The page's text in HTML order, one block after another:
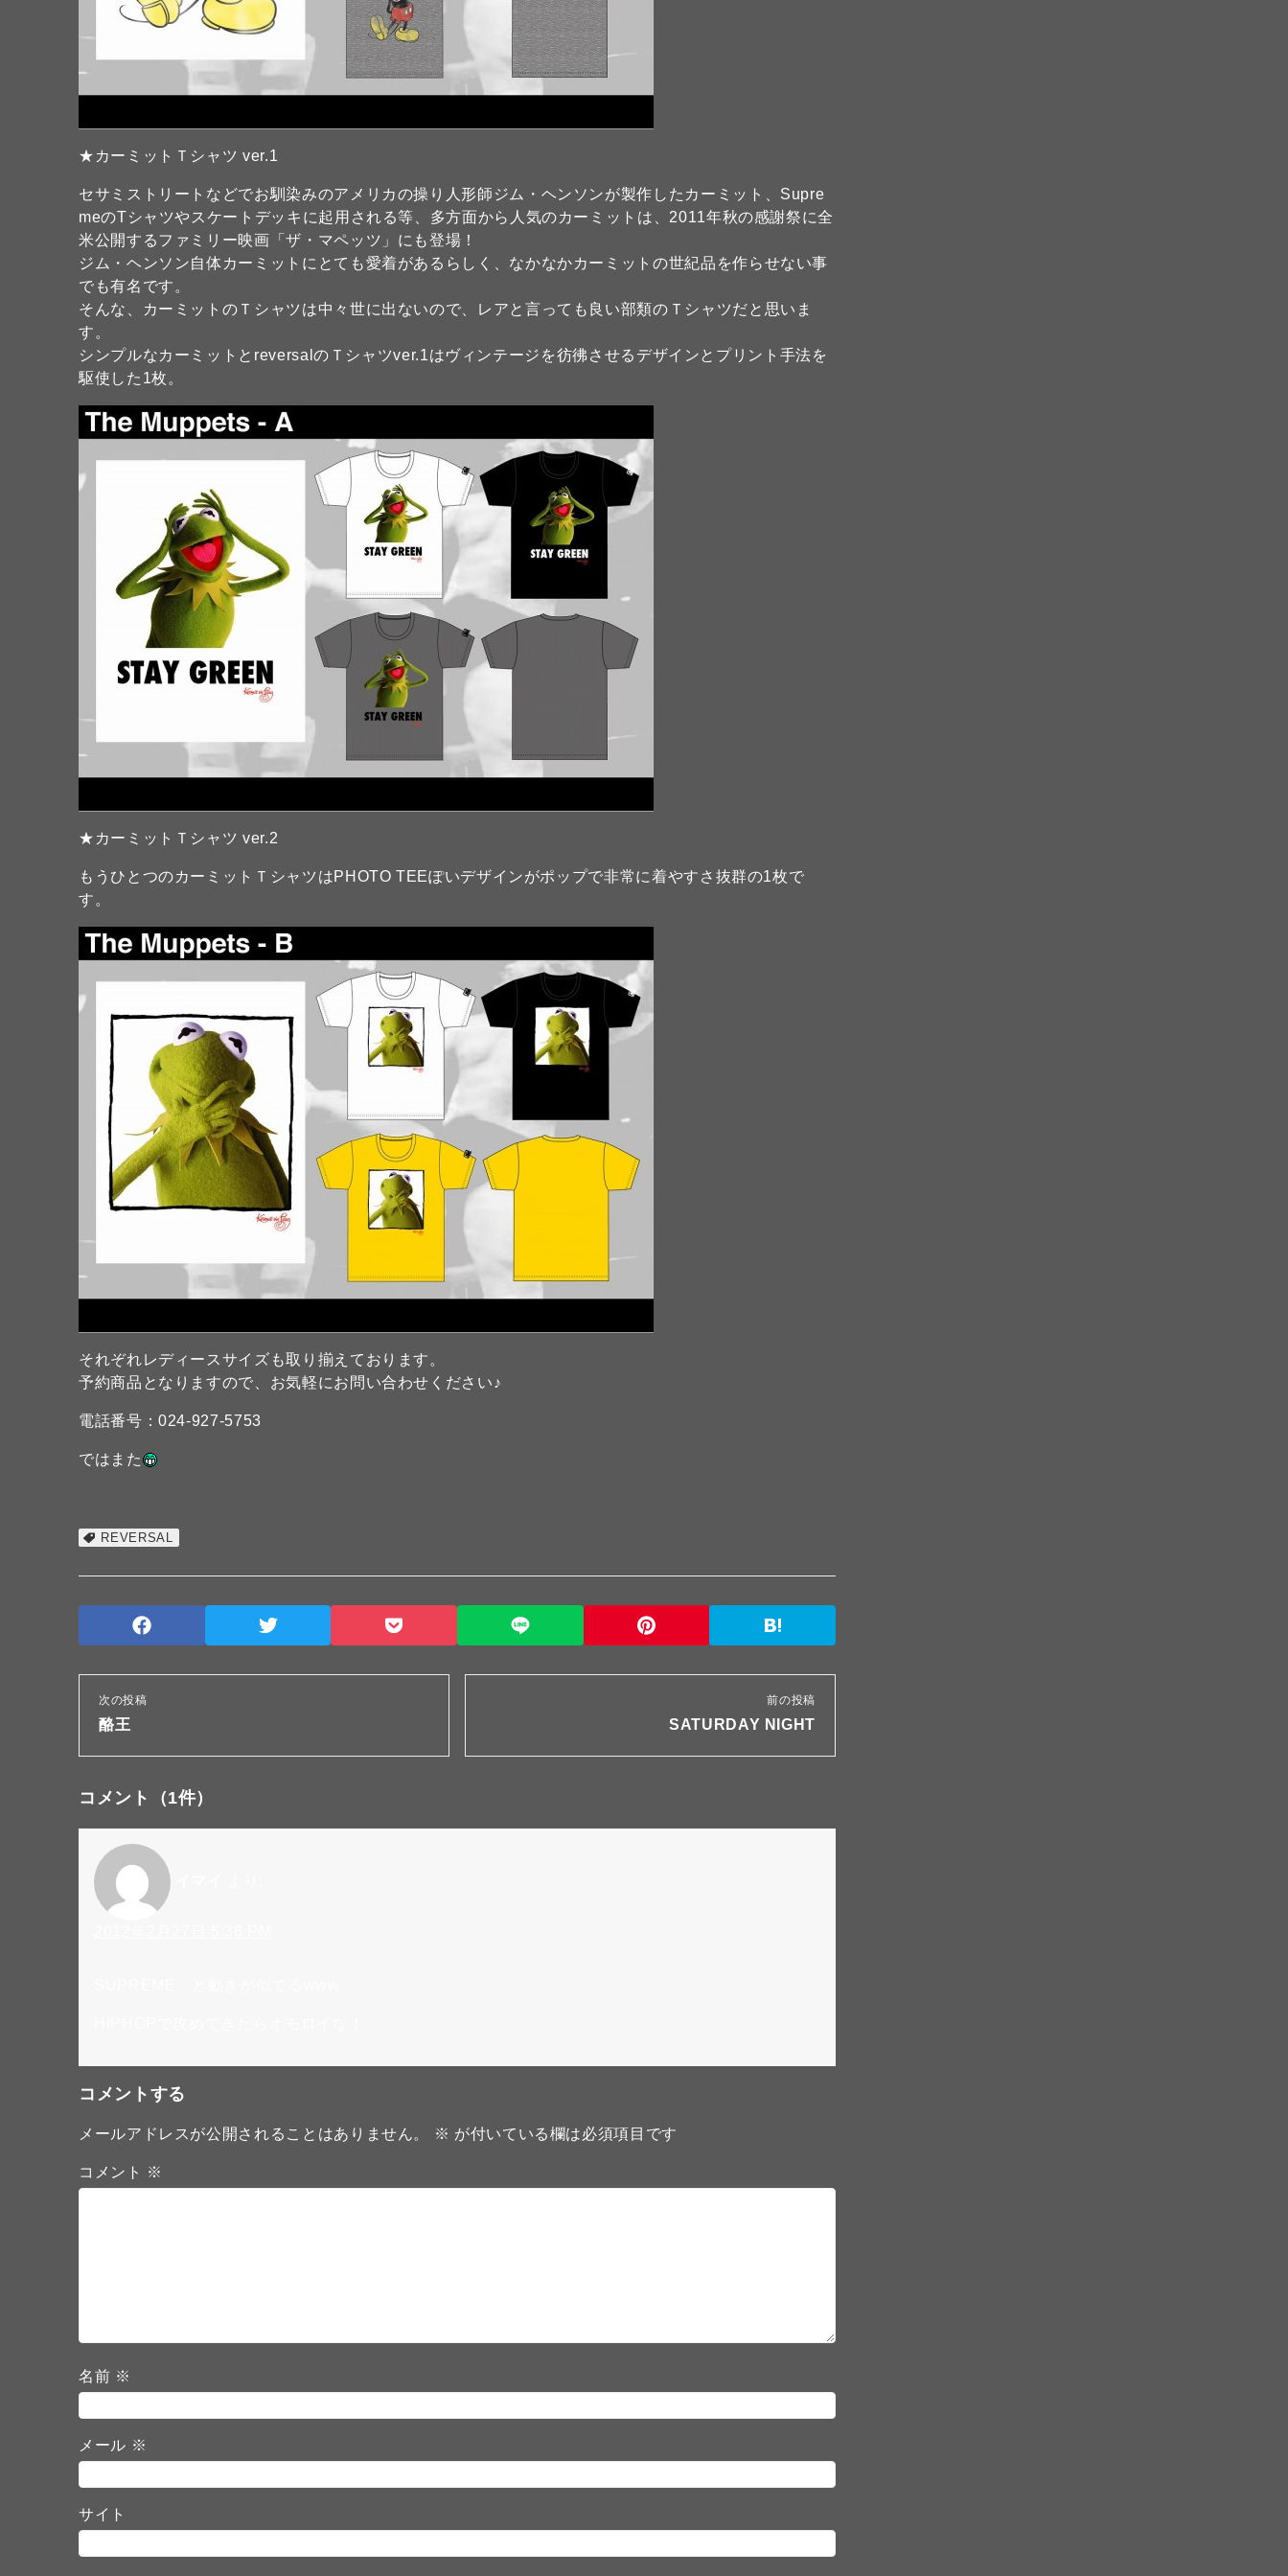
★カーミットＴシャツ ver.1
セサミストリートなどでお馴染みのアメリカの操り人形師ジム・ヘンソンが製作したカーミット、Supre
meのTシャツやスケートデッキに起用される等、多方面から人気のカーミットは、2011年秋の感謝祭に全
米公開するファミリー映画「ザ・マペッツ」にも登場！
ジム・ヘンソン自体カーミットにとても愛着があるらしく、なかなかカーミットの世紀品を作らせない事
でも有名です。
そんな、カーミットのＴシャツは中々世に出ないので、レアと言っても良い部類のＴシャツだと思いま
す。
シンプルなカーミットとreversalのＴシャツver.1はヴィンテージを彷彿させるデザインとプリント手法を
駆使した1枚。
★カーミットＴシャツ ver.2
もうひとつのカーミットＴシャツはPHOTO TEEぽいデザインがポップで非常に着やすさ抜群の1枚で
す。
それぞれレディースサイズも取り揃えております。
予約商品となりますので、お気軽にお問い合わせください♪
電話番号：024-927-5753
ではまた
REVERSAL
次の投稿
酪王
前の投稿
SATURDAY NIGHT
コメント （1件）
コメントする
メールアドレスが公開されることはありません。 ※ が付いている欄は必須項目です
コメント ※
名前 ※
メール ※
サイト